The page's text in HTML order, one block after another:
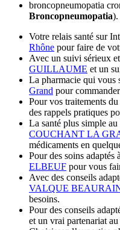
broncopneumopatia
Broncopneumopatia).
Votre relais santé sur
Rhône pour faire de
Avec un suivi sérieux
GUILLAUME et un
La pharmacie qui vous
Grand pour
Pour vos traitements
des rappels pratiques
La santé plus simple
COUCHANT LA
médicaments en
Pour des soins adaptés
ELBEUF pour vous
Avec des conseils
VALQUE
besoins.
Pour des conseils
et un vrai partenariat